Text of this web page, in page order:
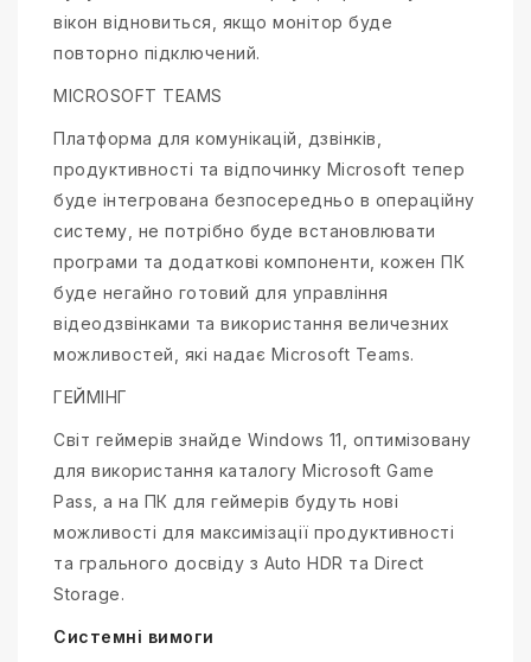
вікон відновиться, якщо монітор буде
повторно підключений.
MICROSOFT TEAMS
Платформа для комунікацій, дзвінків,
продуктивності та відпочинку Microsoft тепер
буде інтегрована безпосередньо в операційну
систему, не потрібно буде встановлювати
програми та додаткові компоненти, кожен ПК
буде негайно готовий для управління
відеодзвінками та використання величезних
можливостей, які надає Microsoft Teams.
ГЕЙМІНГ
Світ геймерів знайде Windows 11, оптимізовану
для використання каталогу Microsoft Game
Pass, а на ПК для геймерів будуть нові
можливості для максимізації продуктивності
та грального досвіду з Auto HDR та Direct
Storage.
Системні вимоги